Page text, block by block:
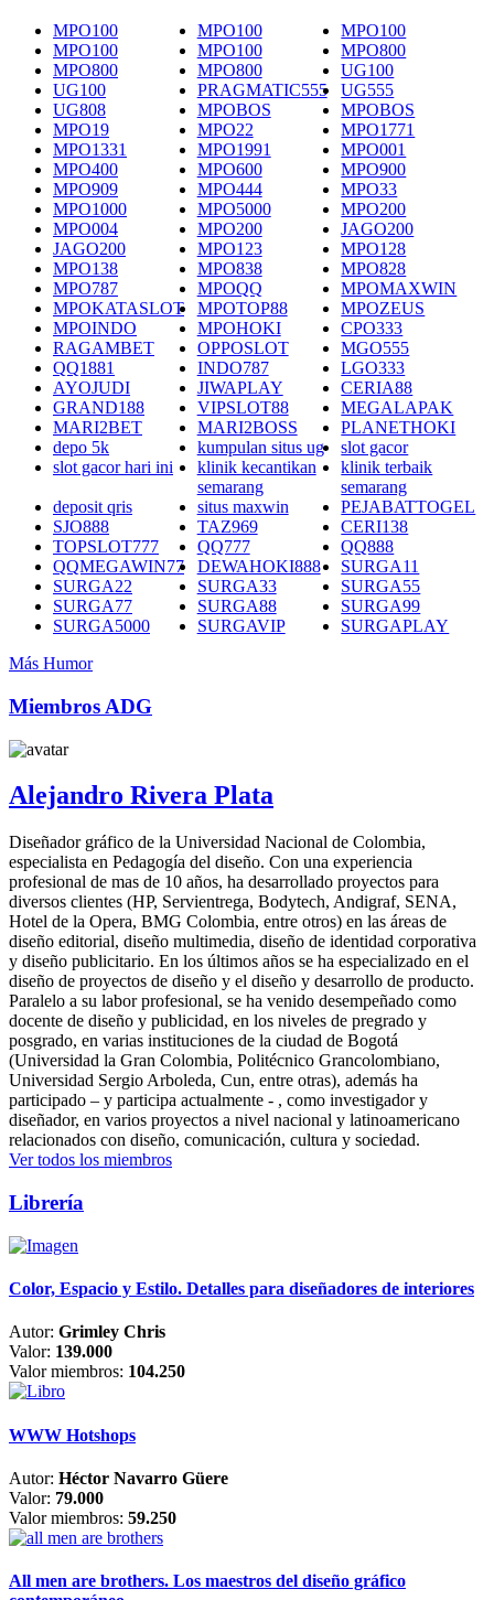
MPO100 MPO100
MPO100
MPO100
MPO100
MPO800
MPO800
MPO800
UG100
UG100
PRAGMATIC555
UG555
UG808
MPOBOS
MPOBOS
MPO19
MPO22
MPO1771
MPO1331
MPO1991
MPO001
MPO400
MPO600
MPO900
MPO909
MPO444
MPO33
MPO1000
MPO5000
MPO200
MPO004
MPO200
JAGO200
JAGO200
MPO123
MPO128
MPO138
MPO838
MPO828
MPO787
MPOQQ
MPOMAXWIN
MPOKATASLOT
MPOTOP88
MPOZEUS
MPOINDO
MPOHOKI
CPO333
RAGAMBET
OPPOSLOT
MGO555
QQ1881
INDO787
LGO333
AYOJUDI
JIWAPLAY
CERIA88
GRAND188
VIPSLOT88
MEGALAPAK
MARI2BET
MARI2BOSS
PLANETHOKI
depo 5k
kumpulan situs ug
slot gacor
slot gacor hari ini
klinik kecantikan
semarang
klinik terbaik
semarang
deposit qris
situs maxwin
PEJABATTOGEL
SJO888
TAZ969
CERI138
TOPSLOT777
QQ777
QQ888
QQMEGAWIN77
DEWAHOKI888
SURGA11
SURGA22
SURGA33
SURGA55
SURGA77
SURGA88
SURGA99
SURGA5000
SURGAVIP
SURGAPLAY
Más Humor
Miembros ADG
Alejandro Rivera Plata
Diseñador gráfico de la Universidad Nacional de Colombia,
especialista en Pedagogía del diseño. Con una experiencia
profesional de mas de 10 años, ha desarrollado proyectos para
diversos clientes (HP, Servientrega, Bodytech, Andigraf, SENA,
Hotel de la Opera, BMG Colombia, entre otros) en las áreas de
diseño editorial, diseño multimedia, diseño de identidad corporativa
y diseño publicitario. En los últimos años se ha especializado en el
diseño de proyectos de diseño y el diseño y desarrollo de producto.
Paralelo a su labor profesional, se ha venido desempeñado como
docente de diseño y publicidad, en los niveles de pregrado y
posgrado, en varias instituciones de la ciudad de Bogotá
(Universidad la Gran Colombia, Politécnico Grancolombiano,
Universidad Sergio Arboleda, Cun, entre otras), además ha
participado – y participa actualmente - , como investigador y
diseñador, en varios proyectos a nivel nacional y latinoamericano
relacionados con diseño, comunicación, cultura y sociedad.
Ver todos los miembros
Librería
Color, Espacio y Estilo. Detalles para diseñadores de interiores
Autor: Grimley Chris
Valor: 139.000
Valor miembros: 104.250
WWW Hotshops
Autor: Héctor Navarro Güere
Valor: 79.000
Valor miembros: 59.250
All men are brothers. Los maestros del diseño gráfico